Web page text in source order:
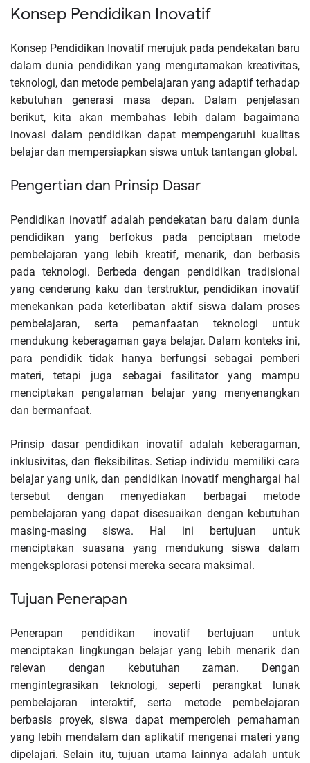
Konsep Pendidikan Inovatif
Konsep Pendidikan Inovatif merujuk pada pendekatan baru
dalam dunia pendidikan yang mengutamakan kreativitas,
teknologi, dan metode pembelajaran yang adaptif terhadap
kebutuhan generasi masa depan. Dalam penjelasan
berikut, kita akan membahas lebih dalam bagaimana
inovasi dalam pendidikan dapat mempengaruhi kualitas
belajar dan mempersiapkan siswa untuk tantangan global.
Pengertian dan Prinsip Dasar
Pendidikan inovatif adalah pendekatan baru dalam dunia
pendidikan yang berfokus pada penciptaan metode
pembelajaran yang lebih kreatif, menarik, dan berbasis
pada teknologi. Berbeda dengan pendidikan tradisional
yang cenderung kaku dan terstruktur, pendidikan inovatif
menekankan pada keterlibatan aktif siswa dalam proses
pembelajaran, serta pemanfaatan teknologi untuk
mendukung keberagaman gaya belajar. Dalam konteks ini,
para pendidik tidak hanya berfungsi sebagai pemberi
materi, tetapi juga sebagai fasilitator yang mampu
menciptakan pengalaman belajar yang menyenangkan
dan bermanfaat.
Prinsip dasar pendidikan inovatif adalah keberagaman,
inklusivitas, dan fleksibilitas. Setiap individu memiliki cara
belajar yang unik, dan pendidikan inovatif menghargai hal
tersebut dengan menyediakan berbagai metode
pembelajaran yang dapat disesuaikan dengan kebutuhan
masing-masing siswa. Hal ini bertujuan untuk
menciptakan suasana yang mendukung siswa dalam
mengeksplorasi potensi mereka secara maksimal.
Tujuan Penerapan
Penerapan pendidikan inovatif bertujuan untuk
menciptakan lingkungan belajar yang lebih menarik dan
relevan dengan kebutuhan zaman. Dengan
mengintegrasikan teknologi, seperti perangkat lunak
pembelajaran interaktif, serta metode pembelajaran
berbasis proyek, siswa dapat memperoleh pemahaman
yang lebih mendalam dan aplikatif mengenai materi yang
dipelajari. Selain itu, tujuan utama lainnya adalah untuk